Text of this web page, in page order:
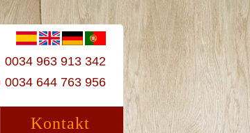
0034 963 913 342
0034 644 763 956
Kontakt